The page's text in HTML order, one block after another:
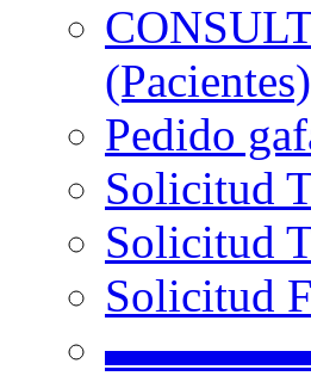
(Pacientes)
Pedido
Solicitud
Solicitud
Solicitud